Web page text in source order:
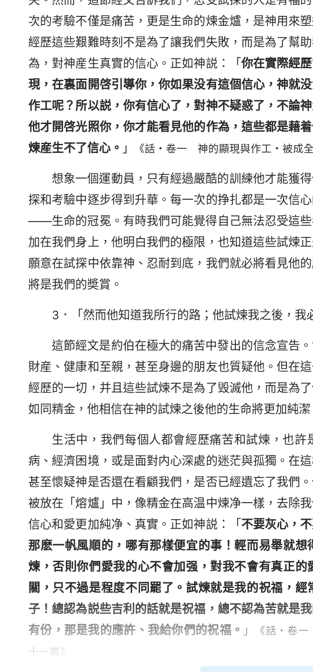
次的考驗不僅是痛苦，更是生命的煉金爐，是神用來
經歷這些艱難時刻不是為了讓我們失敗，而是為了幫
為，對神産生真實的信心。正如神説：「 你在實際經
現，在裏面開啓引導你，你如果没有這個信心，神就
作工呢？所以説，你有信心了，對神不疑惑了，不論
他才開啓光照你，你才能看見他的作為，這些都是藉
煉産生不了信心。 」 《話・卷一 神的顯現與作工・被成
想象一個運動員，只有經過嚴酷的訓練他才能獲
探和考驗中逐步得到升華。每一次的挣扎都是一次信
——生命的冠冕。有時我們可能覺得自己無法忍受這
加在我們身上，他明白我們的極限，也知道這些試煉
願意在試探中依靠神、忍耐到底，我們就必將看見他
將是我們的奬賞。
3．「然而他知道我所行的路；他試煉我之後，我
這節經文是約伯在極大的痛苦中發出的信念宣告
財産、健康和至親，甚至身邊的朋友也質疑他。但在
經歷的一切，并且這些試煉不是為了毁滅他，而是為
如同精金，他相信在神的試煉之後他的生命將更加純潔
生活中，我們每個人都會經歷痛苦和試煉，也
病、經濟困境，或是面對内心深處的迷茫與孤獨。在
甚至懷疑神是否還在看顧我們，是否已經遺忘了我們
被放在「熔爐」中，像精金在高温中煉净一樣，去除
信心和愛更加純净、真實。正如神説：「 不要灰心，
那麽一帆風順的，哪有那樣便宜的事！輕而易舉就
煉，否則你們愛我的心不會加强，對我不會有真正
關，只不過是程度不同罷了。試煉就是我的祝福，
子！總認為説些吉利的話就是祝福，總不認為苦就是
有份，那是我的應許、我給你們的祝福。 」
《話・卷
十一篇》